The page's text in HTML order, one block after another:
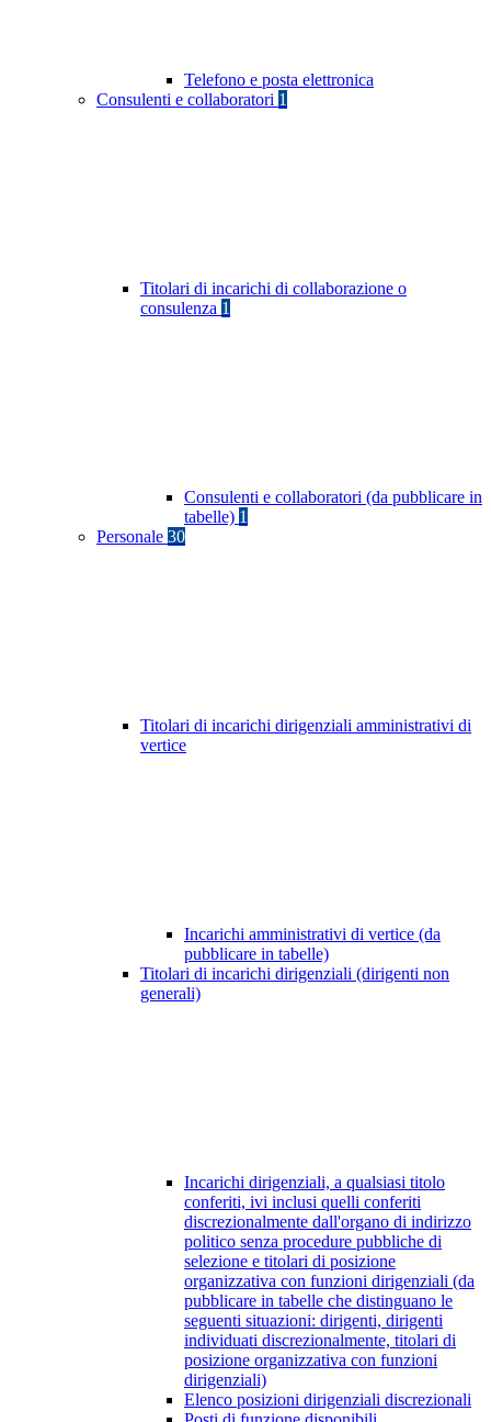
Telefono e posta elettronica
Consulenti e collaboratori 1
Titolari di incarichi di collaborazione o
consulenza 1
Consulenti e collaboratori (da pubblicare in
tabelle) 1
Personale 30
Titolari di incarichi dirigenziali amministrativi di
vertice
Incarichi amministrativi di vertice (da
pubblicare in tabelle)
Titolari di incarichi dirigenziali (dirigenti non
generali)
Incarichi dirigenziali, a qualsiasi titolo
conferiti, ivi inclusi quelli conferiti
discrezionalmente dall'organo di indirizzo
politico senza procedure pubbliche di
selezione e titolari di posizione
organizzativa con funzioni dirigenziali (da
pubblicare in tabelle che distinguano le
seguenti situazioni: dirigenti, dirigenti
individuati discrezionalmente, titolari di
posizione organizzativa con funzioni
dirigenziali)
Elenco posizioni dirigenziali discrezionali